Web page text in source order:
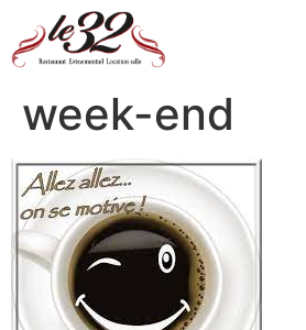
week-end